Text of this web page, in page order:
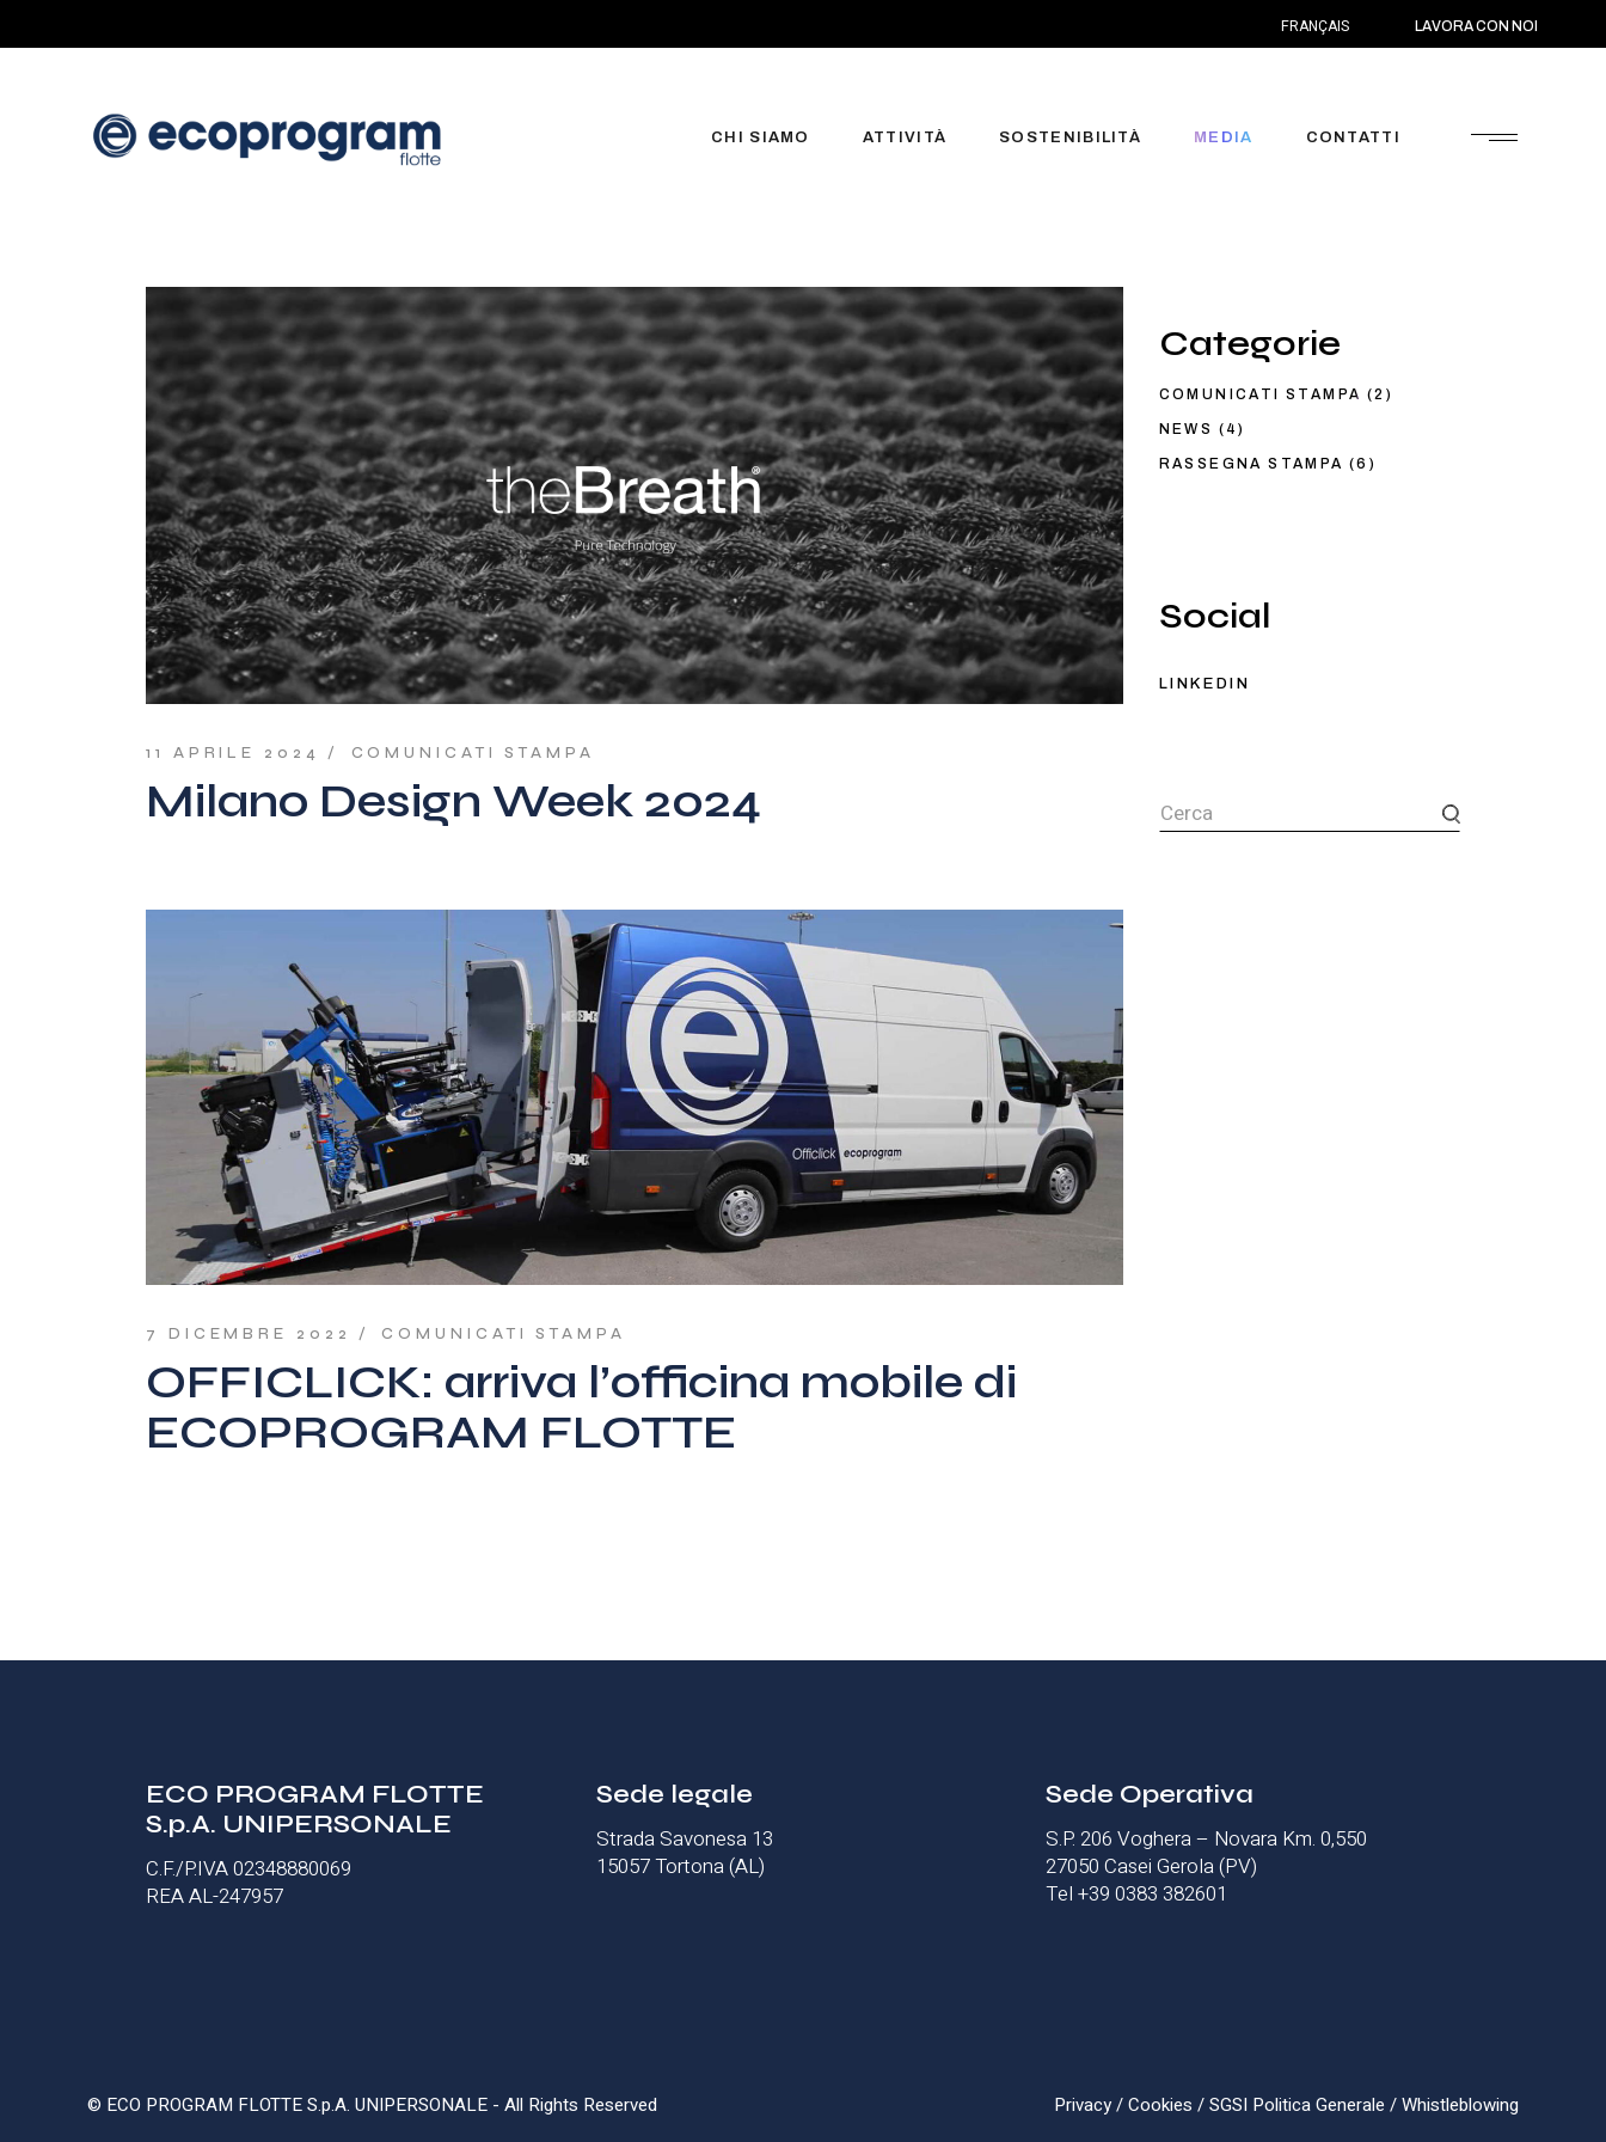
FRANÇAIS LAVORA CON NOI
CHI SIAMO
Profilo
Mission, Vision e Valori
Storia
ATTIVITÀ
Logistica e Servizi
Re-Marketing
Noleggio Medio/Lungo Termine
IT Engineering
Officina Mobile
SOSTENIBILITÀ MEDIA
News
Rassegna stampa
CONTATTI
11 APRILE 2024 COMUNICATI STAMPA
Milano Design Week 2024
7 DICEMBRE 2022 COMUNICATI STAMPA
OFFICLICK: arriva l’officina mobile di
ECOPROGRAM FLOTTE
Categorie
COMUNICATI STAMPA (2)
NEWS (4)
RASSEGNA STAMPA (6)
Social
LINKEDIN
ECO PROGRAM FLOTTE
S.p.A. UNIPERSONALE
C.F./P.IVA 02348880069
REA AL-247957
Sede legale
Strada Savonesa 13
15057 Tortona (AL)
Sede Operativa
S.P. 206 Voghera – Novara Km. 0,550
27050 Casei Gerola (PV)
Tel +39 0383 382601
© ECO PROGRAM FLOTTE S.p.A. UNIPERSONALE - All Rights Reserved Privacy/Cookies /SGSI Politica Generale /Whistleblowing